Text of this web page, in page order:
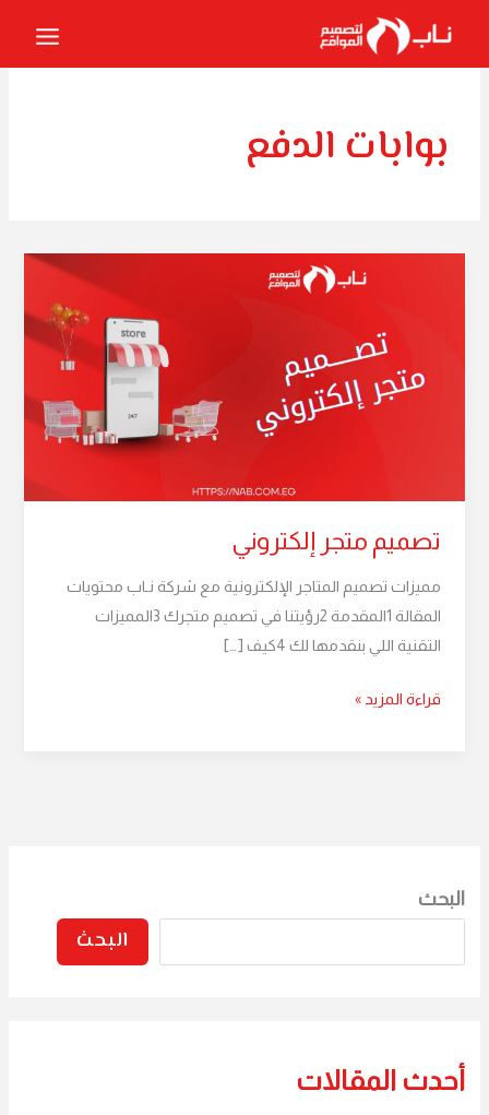
المحتوى
بوابات الدفع
تصميم متجر إلكتروني
مميزات تصميم المتاجر الإلكترونية مع شركة نـاب محتويات
المقالة 1المقدمة 2رؤيتنا في تصميم متجرك 3المميزات
التقنية اللي بنقدمها لك 4كيف […]
قراءة المزيد »
البحث
البحث
أحدث المقالات